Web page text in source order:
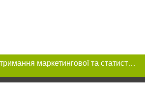
Цей сайт використовує «cookies». Також веб-сайт використовує інтернет-сервіс для збору технічних даних стосовно відвідувачів з метою отримання маркетингової та статистичної інформації. Умови обробки даних відвідувачів сайту див.